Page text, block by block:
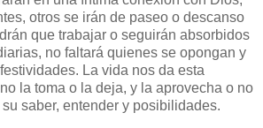
otros se irán de paseo o descanso
que trabajar o seguirán absorbidos
no faltará quienes se opongan y
La vida nos da esta
la toma o la deja, y la aprovecha o no
saber, entender y posibilidades.